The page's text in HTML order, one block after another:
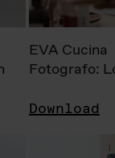
EVA Cucina
Fotografo:
Download